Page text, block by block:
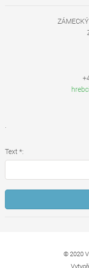
Text *:
© 2020